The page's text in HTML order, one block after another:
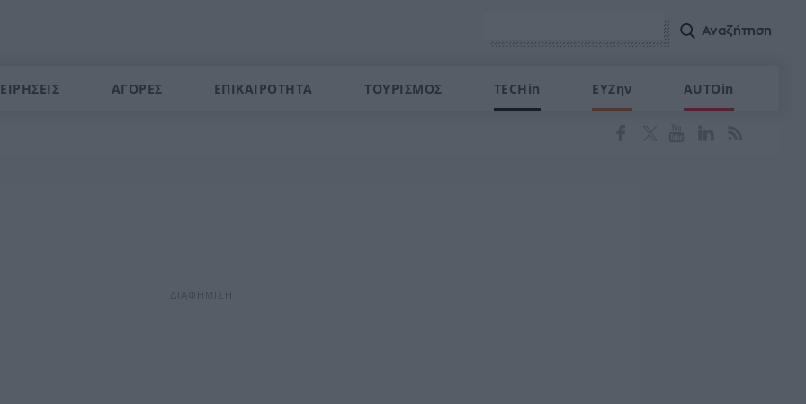
ΑΓΟΡΕΣ ΕΠΙΚΑΙΡΟΤΗΤΑ ΤΟΥΡΙΣΜΟΣ TECHin ΕΥΖην AUTOin